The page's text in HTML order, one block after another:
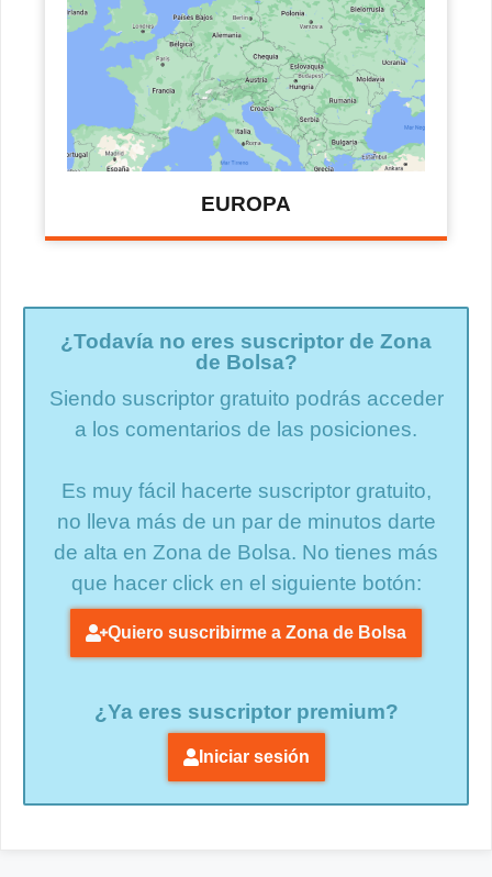
EUROPA
¿Todavía no eres suscriptor de Zona
de Bolsa?
Siendo suscriptor gratuito podrás acceder
a los comentarios de las posiciones.
Es muy fácil hacerte suscriptor gratuito,
no lleva más de un par de minutos darte
de alta en Zona de Bolsa. No tienes más
que hacer click en el siguiente botón:
Quiero suscribirme a Zona de Bolsa
¿Ya eres suscriptor premium?
Iniciar sesión